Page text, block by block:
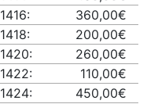
1416:
360,00€
1418:
200,00€
1420:
260,00€
1422:
110,00€
1424:
450,00€